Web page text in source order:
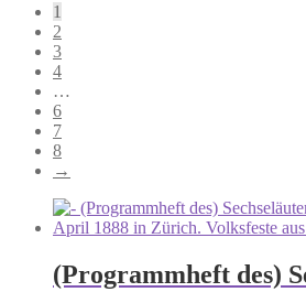
1
2
3
4
…
6
7
8
→
(Programmheft des)